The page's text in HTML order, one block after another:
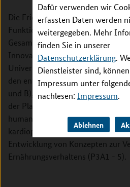
Dafür verwenden wir
erfassten Daten werden
weitergegeben. Mehr
finden Sie in unserer
Datenschutzerklärung.
Dienstleister sind,
Impressum unter
nachlesen: Impressum.
Ablehnen
Die Friedrich-Schiller Universität
Funktion des Clustersprechers
Gesamtkoordination, die
Innovationsbüro zuständig.
Universität Jena insbesondere an
den entwickelten
und B), der Identifizierung von
der Planung, Koordination und
humanen Interventionsstudie zur
kardioprotektiver Risikofaktoren
Entwicklung von Konzepten zur
Ernährungsverhaltens (P3A1 - 5).